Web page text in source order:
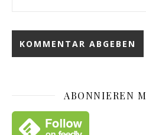
ABONNIEREN